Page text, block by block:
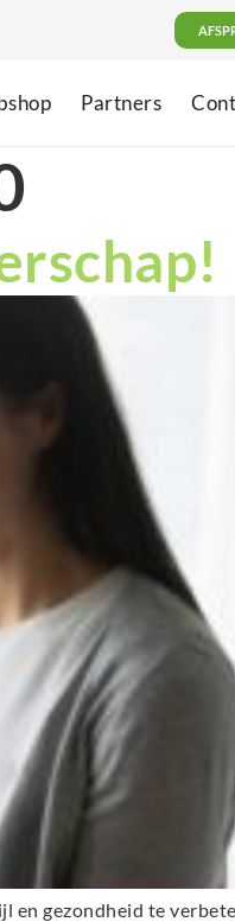
Partners
en gezondheid te